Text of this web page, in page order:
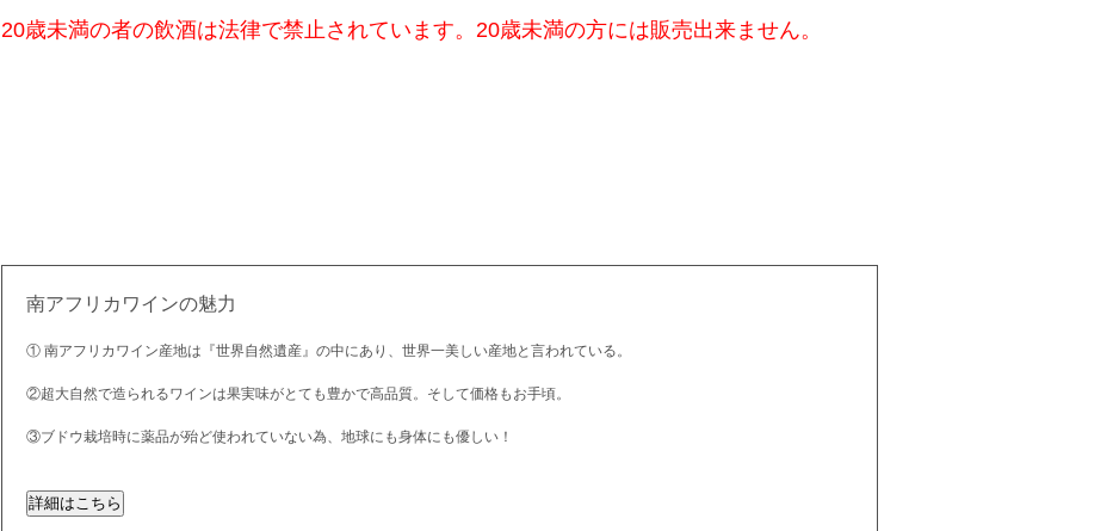
20歳未満の者の飲酒は法律で禁止されています。20歳未満の方には販売出来ません。
南アフリカワインの魅力
① 南アフリカワイン産地は『世界自然遺産』の中にあり、世界一美しい産地と言われている。
②超大自然で造られるワインは果実味がとても豊かで高品質。そして価格もお手頃。
③ブドウ栽培時に薬品が殆ど使われていない為、地球にも身体にも優しい！